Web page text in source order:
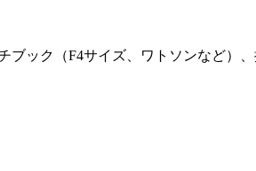
ック（F4サイズ、ワトソンなど）